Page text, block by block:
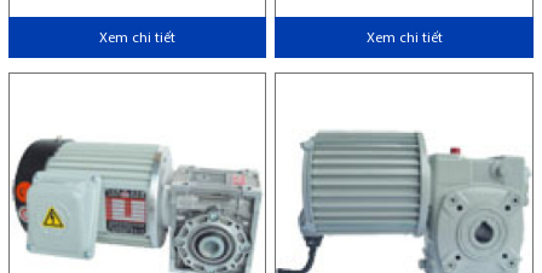
Xem chi tiết Xem chi tiết